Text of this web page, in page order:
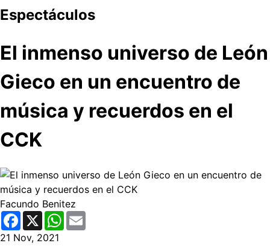
Espectáculos
El inmenso universo de León
Gieco en un encuentro de
música y recuerdos en el
CCK
Facundo Benitez
Facebook
X WhatsApp
21 Nov, 2021